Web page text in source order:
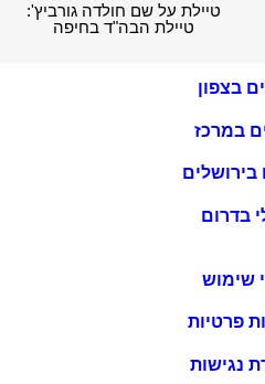
טיילת על שם חולדה גורביץ':
טיילת הבה"ד בחיפה
בצפון
במרכז
בירושלים
בדרום
שימוש
פרטיות
נגישות